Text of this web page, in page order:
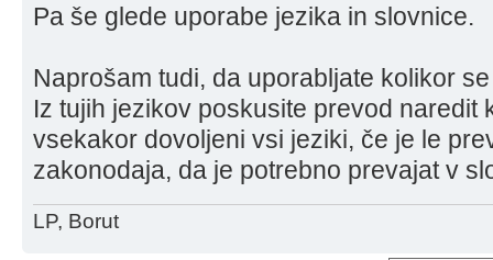
Pa še glede uporabe jezika in slovnice.
Naprošam tudi, da uporabljate kolikor
Iz tujih jezikov poskusite prevod naredit
vsekakor dovoljeni vsi jeziki, če je le
zakonodaja, da je potrebno prevajat v
LP, Borut